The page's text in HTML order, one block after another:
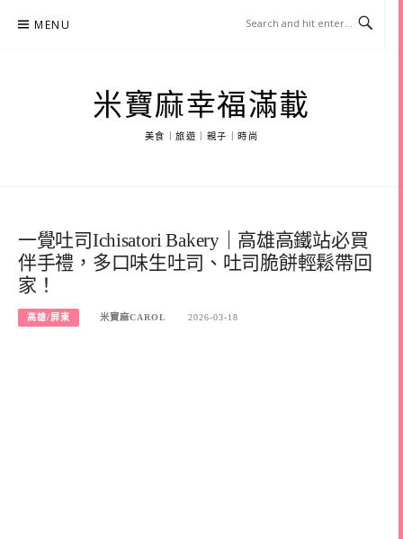
MENU
米寶麻幸福滿載
美食｜旅遊｜親子｜時尚
一覺吐司Ichisatori Bakery｜高雄高鐵站必買
伴手禮，多口味生吐司、吐司脆餅輕鬆帶回
家！
高雄/屏東 米寶麻CAROL 2026-03-18